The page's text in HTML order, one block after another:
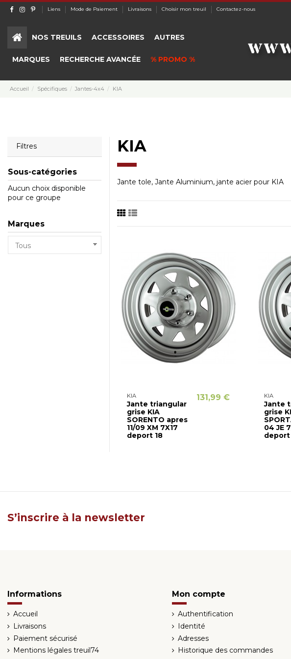
Liens Mode de Paiement Livraisons Choisir mon treuil Contactez-nous
NOS TREUILS ACCESSOIRES AUTRES
MARQUES RECHERCHE AVANCÉE % PROMO %
Accueil Spécifiques Jantes-4x4 KIA
KIA
Jante tole, Jante Aluminium, jante acier pour KIA
KIA
Jante triangular
grise KIA
SORENTO apres
11/09 XM 7X17
deport 18
131,99 € KIA
Jante
grise
04 JE
deport
Filtres
Sous-catégories
Aucun choix disponible
pour ce groupe
Marques
S’inscrire à la newsletter
Informations
Accueil
Livraisons
Paiement sécurisé
Mentions légales treuil74
Mon compte
Authentification
Identité
Adresses
Historique des commandes